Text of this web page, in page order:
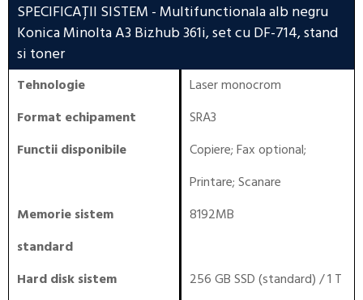
SPECIFICAȚII SISTEM - Multifunctionala alb negru
Konica Minolta A3 Bizhub 361i, set cu DF-714, stand
si toner
Tehnologie
Laser monocrom
Format echipament
SRA3
Functii disponibile
Copiere;Fax optional;
Printare;Scanare
Memorie sistem
standard
8192MB
Hard disk sistem 256 GB SSD (standard) / 1 T